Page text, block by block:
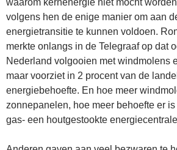
volgens hen de enige manier om aan
energietransitie te kunnen voldoen.
merkte onlangs in de Telegraaf op dat
Nederland volgooien met windmolens
maar voorziet in 2 procent van de
energiebehoefte. En hoe meer
zonnepanelen, hoe meer behoefte er
gas- een houtgestookte